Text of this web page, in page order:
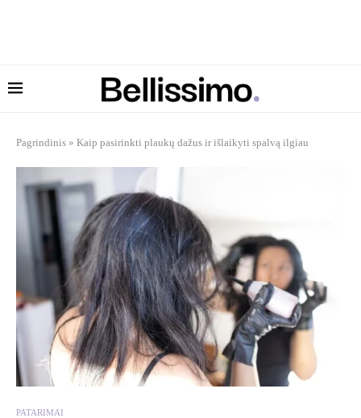
Pagrindinis » Kaip pasirinkti plaukų dažus ir išlaikyti spalvą ilgiau
PATARIMAI